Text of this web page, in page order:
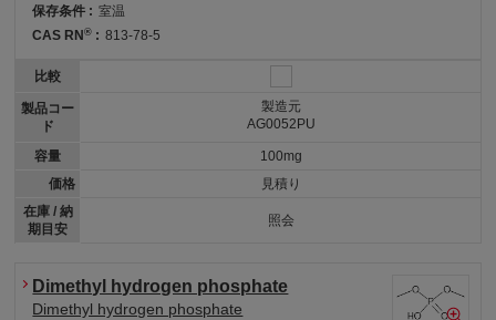
保存条件 : 室温
CAS RN® : 813-78-5
比較
製品コー
ド
容量
価格
在庫 / 納
期目安
製造元
AG0052PU
100mg
見積り
照会
Dimethyl hydrogen phosphate
Dimethyl hydrogen phosphate